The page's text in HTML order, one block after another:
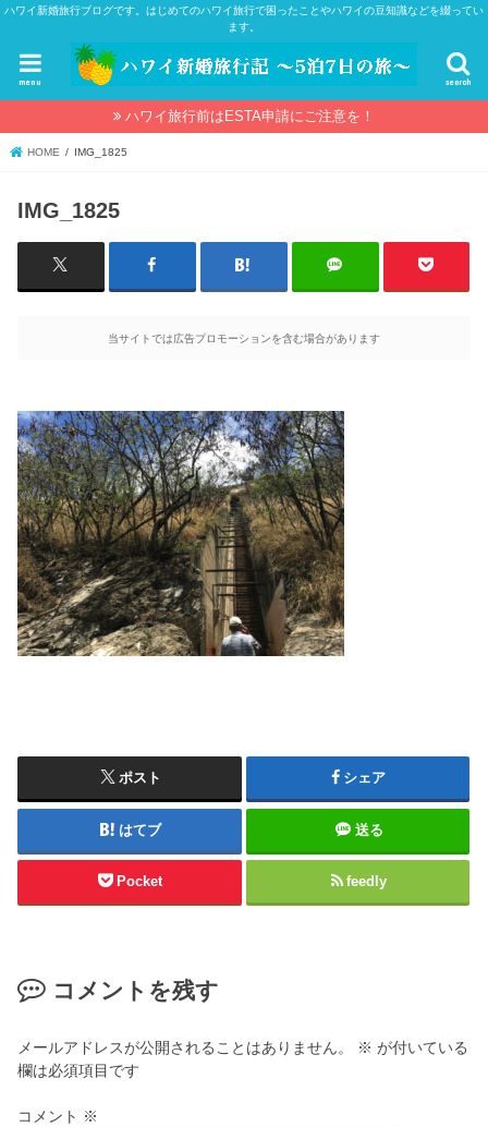
ハワイ新婚旅行ブログです。はじめてのハワイ旅行で困ったことやハワイの豆知識などを綴ってい
ます。
search
menu
ハワイ旅行前はESTA申請にご注意を！
HOME IMG_1825
IMG_1825
当サイトでは広告プロモーションを含む場合があります
ポスト シェア
はてブ 送る
Pocket feedly
コメントを残す
メールアドレスが公開されることはありません。 ※ が付いている
欄は必須項目です
コメント ※